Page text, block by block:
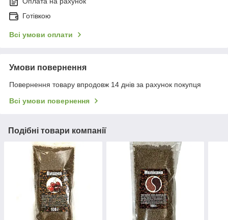
Готівкою
Всі умови оплати
Умови повернення
Повернення товару впродовж 14 днів за рахунок покупця
Всі умови повернення
Подібні товари компанії